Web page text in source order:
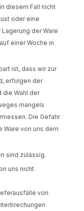
diesem Fall nicht
oder eine
der Ware
einer Woche in
ist, dass wir zur
erfolgen der
die Wahl der
mangels
Die Gefahr
Ware von uns dem
sind zulässig.
uns nicht
von